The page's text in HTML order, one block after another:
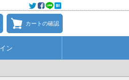
カートの確認
ン